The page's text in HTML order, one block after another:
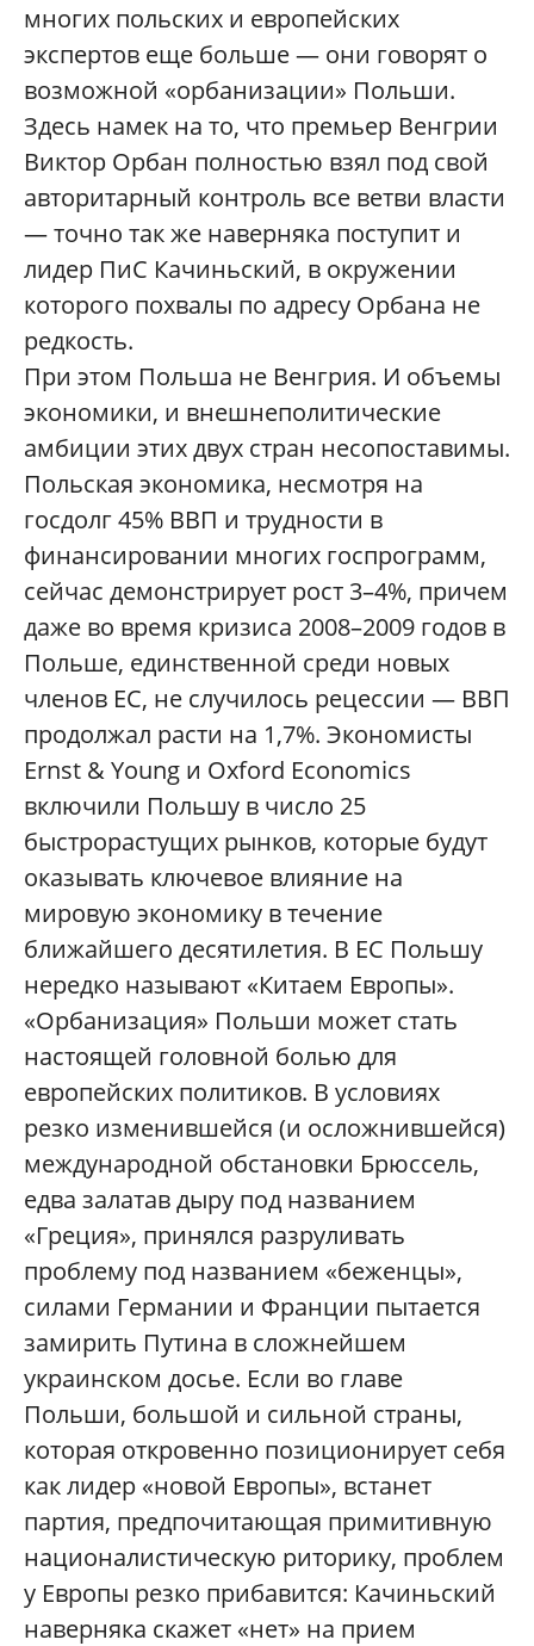
многих польских и европейских
экспертов еще больше — они говорят о
возможной «орбанизации» Польши.
Здесь намек на то, что премьер Венгрии
Виктор Орбан полностью взял под свой
авторитарный контроль все ветви власти
— точно так же наверняка поступит и
лидер ПиС Качиньский, в окружении
которого похвалы по адресу Орбана не
редкость.
При этом Польша не Венгрия. И объемы
экономики, и внешнеполитические
амбиции этих двух стран несопоставимы.
Польская экономика, несмотря на
госдолг 45% ВВП и трудности в
финансировании многих госпрограмм,
сейчас демонстрирует рост 3–4%, причем
даже во время кризиса 2008–2009 годов в
Польше, единственной среди новых
членов ЕС, не случилось рецессии — ВВП
продолжал расти на 1,7%. Экономисты
Ernst & Young и Oxford Economics
включили Польшу в число 25
быстрорастущих рынков, которые будут
оказывать ключевое влияние на
мировую экономику в течение
ближайшего десятилетия. В ЕС Польшу
нередко называют «Китаем Европы».
«Орбанизация» Польши может стать
настоящей головной болью для
европейских политиков. В условиях
резко изменившейся (и осложнившейся)
международной обстановки Брюссель,
едва залатав дыру под названием
«Греция», принялся разруливать
проблему под названием «беженцы»,
силами Германии и Франции пытается
замирить Путина в сложнейшем
украинском досье. Если во главе
Польши, большой и сильной страны,
которая откровенно позиционирует себя
как лидер «новой Европы», встанет
партия, предпочитающая примитивную
националистическую риторику, проблем
у Европы резко прибавится: Качиньский
наверняка скажет «нет» на прием